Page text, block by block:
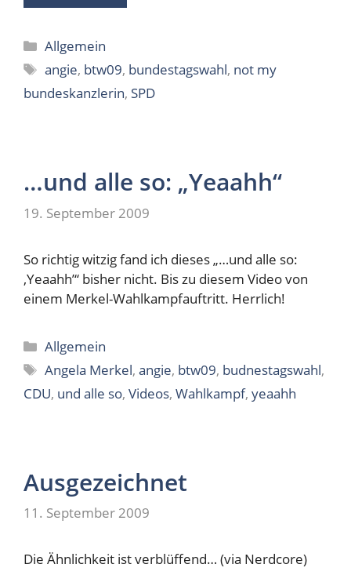
Kategorien
Allgemein
Schlagwörter
angie, btw09, bundestagswahl, not my
bundeskanzlerin, SPD
…und alle so: „Yeaahh“
19. September 2009
So richtig witzig fand ich dieses „…und alle so:
‚Yeaahh’“ bisher nicht. Bis zu diesem Video von
einem Merkel-Wahlkampfauftritt. Herrlich!
Kategorien
Allgemein
Schlagwörter
Angela Merkel,angie, btw09, budnestagswahl,
CDU, und alle so, Videos, Wahlkampf, yeaahh
Ausgezeichnet
11. September 2009
Die Ähnlichkeit ist verblüffend… (via Nerdcore)